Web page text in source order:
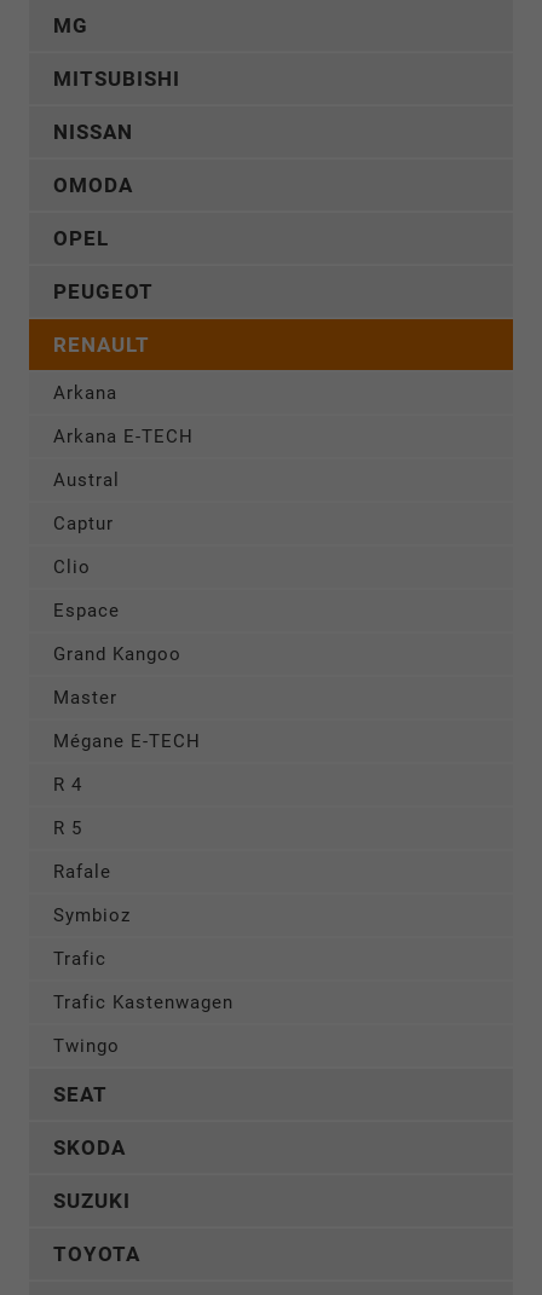
MG
MITSUBISHI
NISSAN
OMODA
OPEL
PEUGEOT
RENAULT
Arkana
Arkana E-TECH
Austral
Captur
Clio
Espace
Grand Kangoo
Master
Mégane E-TECH
R 4
R 5
Rafale
Symbioz
Trafic
Trafic Kastenwagen
Twingo
SEAT
SKODA
SUZUKI
TOYOTA